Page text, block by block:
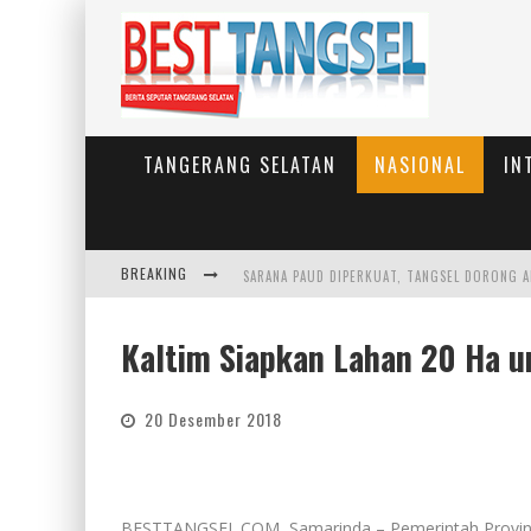
TANGERANG SELATAN NASIONAL
BREAKING
Kaltim Siapkan Lahan 20 Ha
20 Desember 2018